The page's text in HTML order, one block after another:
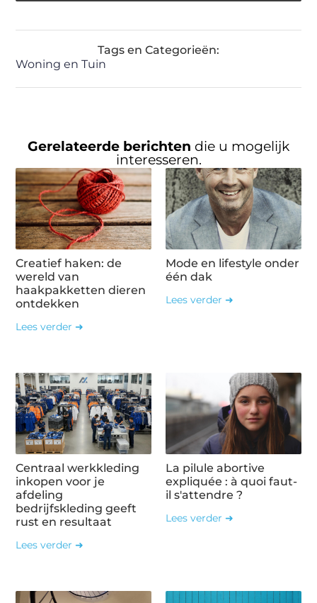
Tags en Categorieën:
Woning en Tuin
Gerelateerde berichten die u mogelijk
interesseren.
Creatief haken: de
wereld van
haakpakketten dieren
ontdekken
Lees verder ➜
Mode en lifestyle onder
één dak
Lees verder ➜
Centraal werkkleding
inkopen voor je
afdeling
bedrijfskleding geeft
rust en resultaat
Lees verder ➜
La pilule abortive
expliquée : à quoi faut-
il s'attendre ?
Lees verder ➜